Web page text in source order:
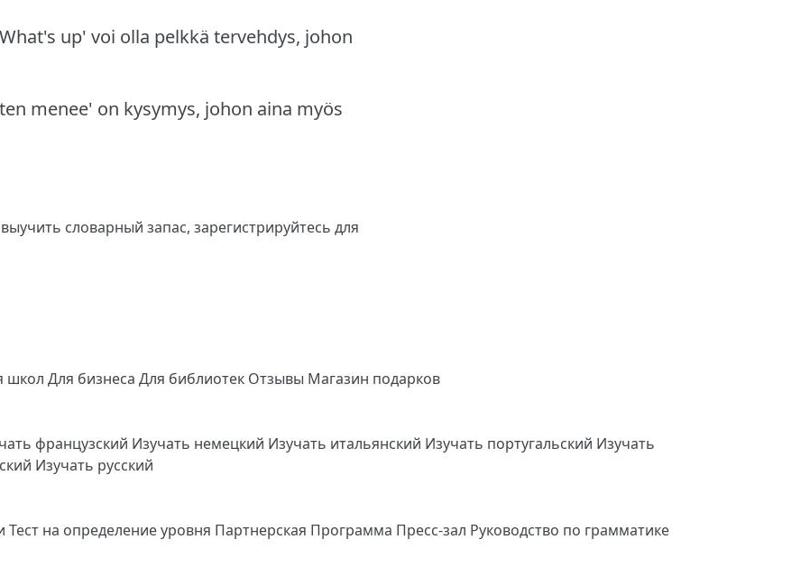
up' voi olla pelkkä tervehdys, johon
menee' on kysymys, johon aina myös
словарный запас, зарегистрируйтесь для
школ Для бизнеса Для библиотек Отзывы Магазин подарков
французский Изучать немецкий Изучать итальянский Изучать португальский Изучать
Изучать русский
Тест на определение уровня Партнерская Программа Пресс-зал Руководство по грамматике